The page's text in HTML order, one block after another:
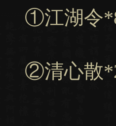
①江湖令
②清心散